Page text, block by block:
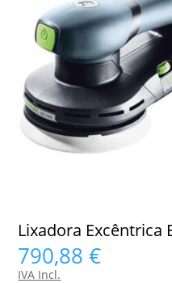
Lixadora Excêntrica
790,88€
IVA Incl.